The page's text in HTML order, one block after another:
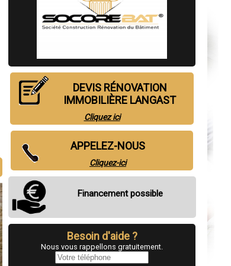
DEVIS RÉNOVATION
IMMOBILIÈRE LANGAST
Cliquez ici
APPELEZ-NOUS
Cliquez-ici
Financement possible
Besoin d'aide ?
Nous vous rappellons gratuitement.